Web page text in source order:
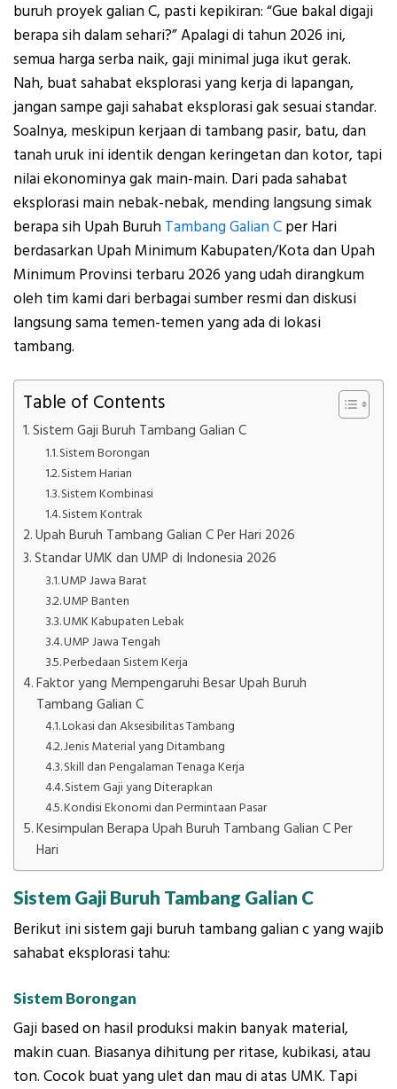
buruh proyek galian C, pasti kepikiran: “Gue bakal digaji
berapa sih dalam sehari?” Apalagi di tahun 2026 ini,
semua harga serba naik, gaji minimal juga ikut gerak.
Nah, buat sahabat eksplorasi yang kerja di lapangan,
jangan sampe gaji sahabat eksplorasi gak sesuai standar.
Soalnya, meskipun kerjaan di tambang pasir, batu, dan
tanah uruk ini identik dengan keringetan dan kotor, tapi
nilai ekonominya gak main-main. Dari pada sahabat
eksplorasi main nebak-nebak, mending langsung simak
berapa sih Upah Buruh Tambang Galian C per Hari
berdasarkan Upah Minimum Kabupaten/Kota dan Upah
Minimum Provinsi terbaru 2026 yang udah dirangkum
oleh tim kami dari berbagai sumber resmi dan diskusi
langsung sama temen-temen yang ada di lokasi
tambang.
Table of Contents
Sistem Gaji Buruh Tambang Galian C
Sistem Borongan
Sistem Harian
Sistem Kombinasi
Sistem Kontrak
Upah Buruh Tambang Galian C Per Hari 2026
Standar UMK dan UMP di Indonesia 2026
UMP Jawa Barat
UMP Banten
UMK Kabupaten Lebak
UMP Jawa Tengah
Perbedaan Sistem Kerja
Faktor yang Mempengaruhi Besar Upah Buruh
Tambang Galian C
Lokasi dan Aksesibilitas Tambang
Jenis Material yang Ditambang
Skill dan Pengalaman Tenaga Kerja
Sistem Gaji yang Diterapkan
Kondisi Ekonomi dan Permintaan Pasar
Kesimpulan Berapa Upah Buruh Tambang Galian C Per
Hari
Sistem Gaji Buruh Tambang Galian C
Berikut ini sistem gaji buruh tambang galian c yang wajib
sahabat eksplorasi tahu:
Sistem Borongan
Gaji based on hasil produksi makin banyak material,
makin cuan. Biasanya dihitung per ritase, kubikasi, atau
ton. Cocok buat yang ulet dan mau di atas UMK. Tapi